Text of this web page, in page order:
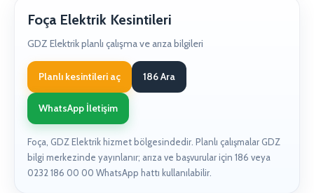
Foça Elektrik Kesintileri
GDZ Elektrik planlı çalışma ve arıza bilgileri
Planlı kesintileri aç 186 Ara
WhatsApp İletişim
Foça, GDZ Elektrik hizmet bölgesindedir. Planlı çalışmalar GDZ
bilgi merkezinde yayınlanır; arıza ve başvurular için 186 veya
0232 186 00 00 WhatsApp hattı kullanılabilir.